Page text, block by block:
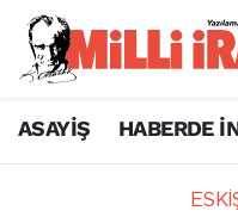
ASAYİŞ HABERDE